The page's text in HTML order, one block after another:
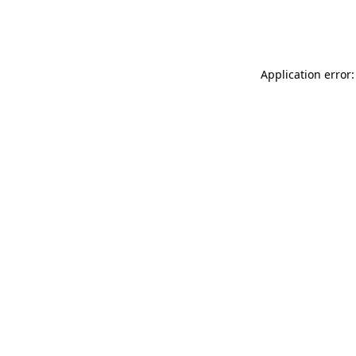
Application